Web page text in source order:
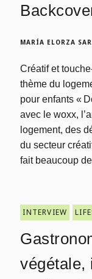
MARÍA ELORZA
Créatif et
thème du
pour enfants «
avec le woxx,
logement, des
du secteur
fait beaucoup
INTERVIEW
végétale,